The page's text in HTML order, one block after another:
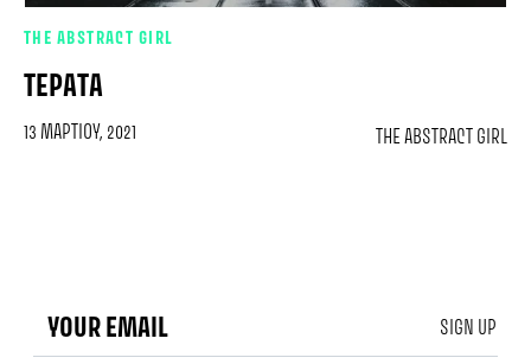
THE ABSTRACT GIRL
ΤΈΡΑΤΑ
13 ΜΑΡΤΊΟΥ, 2021 THE ABSTRACT GIRL
SIGN UP